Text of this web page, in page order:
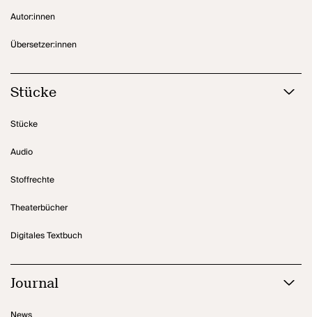
Autor:innen
Übersetzer:innen
Stücke
Stücke
Audio
Stoffrechte
Theaterbücher
Digitales Textbuch
Journal